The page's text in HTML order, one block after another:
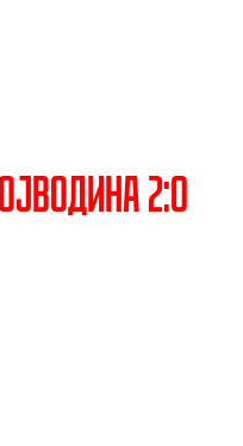
2:0